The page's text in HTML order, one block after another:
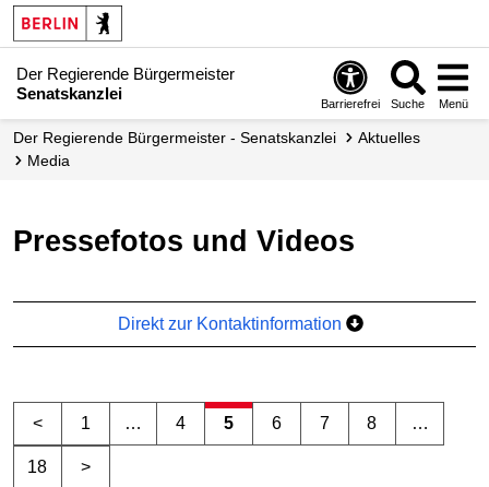
Der Regierende Bürgermeister
Senatskanzlei
Barrierefrei Suche Menü
Der Regierende Bürgermeister - Senatskanzlei
Aktuelles
Media
Pressefotos und Videos
Direkt zur Kontaktinformation
< 1 … 4 5 6 7 8 …
18 >